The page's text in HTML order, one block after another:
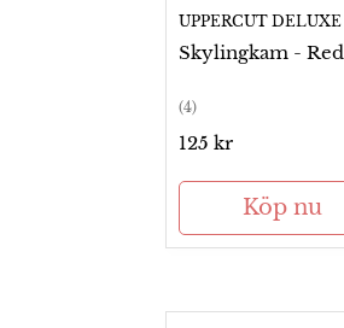
UPPERCUT DELUXE
Skylingkam - Red
(4)
Ordinarie
125 kr
Köp nu